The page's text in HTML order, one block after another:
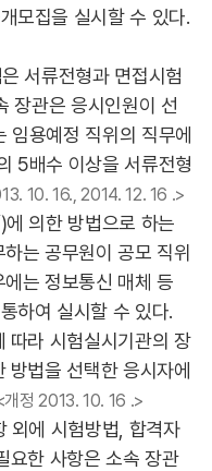
모집을 실시할 수 있다.
서류전형과 면접시험
장관은 응시인원이 선
임용예정 직위의 직무에
5배수 이상을 서류전형
10. 16., 2014. 12. 16 .>
의한 방법으로 하는
는 공무원이 공모 직위
는 정보통신 매체 등
하여 실시할 수 있다.
따라 시험실시기관의 장
법을 선택한 응시자에
개정 2013. 10. 16 .>
에 시험방법, 합격자
요한 사항은 소속 장관